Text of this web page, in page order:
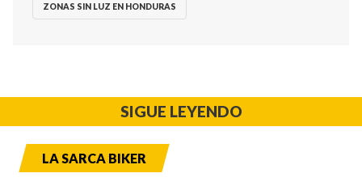
ZONAS SIN LUZ EN HONDURAS
SIGUE LEYENDO
LA SARCA BIKER